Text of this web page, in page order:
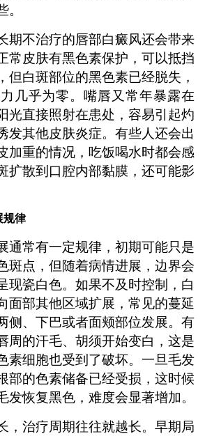
期不治疗的唇部白癜风还会带来
常皮肤有黑色素保护，可以抵挡
但白斑部位的黑色素已经脱失，
几乎为零。嘴唇又常年暴露在
光直接照射在患处，容易引起灼
发其他皮肤炎症。有些人还会出
加重的情况，吃饭喝水时都会感
扩散到口腔内部黏膜，还可能影
规律
通常有一定规律，初期可能只是
斑点，但随着病情进展，边界会
现瓷白色。如果不及时控制，白
面部其他区域扩展，常见的蔓延
侧、下巴或者面颊部位发展。有
周的汗毛、胡须开始变白，这是
素细胞也受到了破坏。一旦毛发
部的色素储备已经受损，这时候
发恢复黑色，难度会显著增加。
，治疗周期往往就越长。早期局